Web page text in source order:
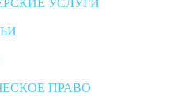
ПРАВО